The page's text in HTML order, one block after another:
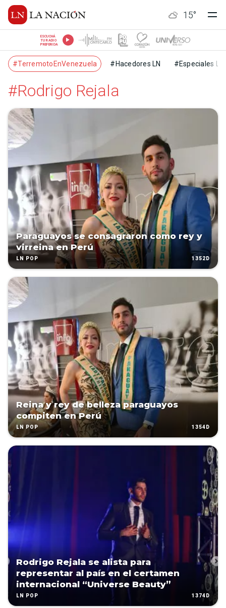
15°
ESCUCHÁ
TU RADIO
PREFERIDA
#TerremotoEnVenezuela #Hacedores LN #Especiales LN
#Rodrigo Rejala
Paraguayos se consagraron como rey y
virreina en Perú
LN POP 1352D
Reina y rey de belleza paraguayos
compiten en Perú
LN POP 1354D
Rodrigo Rejala se alista para
representar al país en el certamen
internacional “Universe Beauty”
LN POP 1374D